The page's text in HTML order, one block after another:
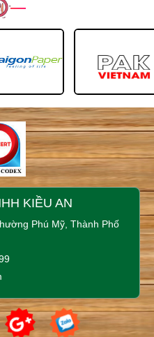
KIỀU AN
Phú Mỹ, Thành Phố